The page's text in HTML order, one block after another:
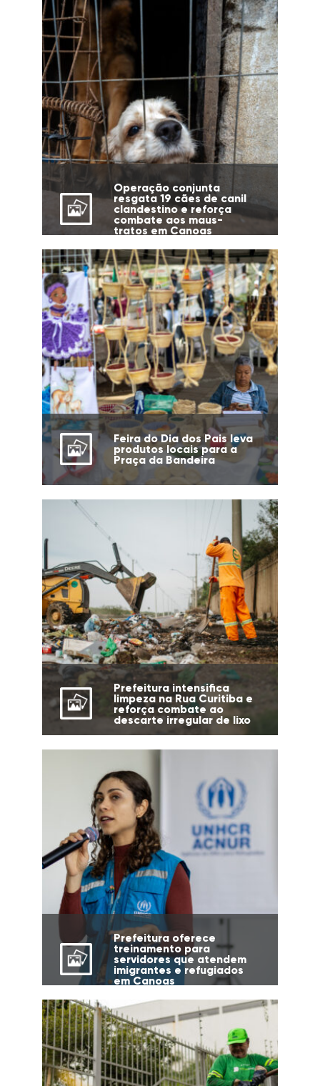
Operação conjunta
resgata 19 cães de canil
clandestino e reforça
combate aos maus-
tratos em Canoas
Feira do Dia dos Pais leva
produtos locais para a
Praça da Bandeira
Prefeitura intensifica
limpeza na Rua Curitiba e
reforça combate ao
descarte irregular de lixo
Prefeitura oferece
treinamento para
servidores que atendem
imigrantes e refugiados
em Canoas